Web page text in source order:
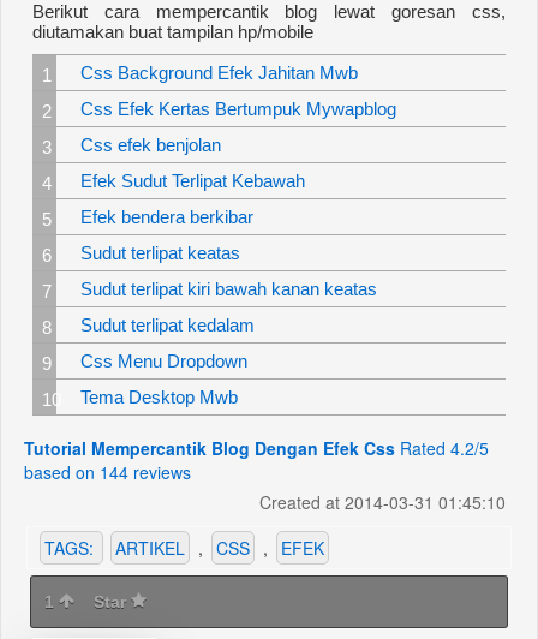
Berikut cara mempercantik blog lewat goresan css,
diutamakan buat tampilan hp/mobile
Css Background Efek Jahitan Mwb
Css Efek Kertas Bertumpuk Mywapblog
Css efek benjolan
Efek Sudut Terlipat Kebawah
Efek bendera berkibar
Sudut terlipat keatas
Sudut terlipat kiri bawah kanan keatas
Sudut terlipat kedalam
Css Menu Dropdown
Tema Desktop Mwb
Tutorial Mempercantik Blog Dengan Efek Css Rated 4.2/5
based on 144 reviews
Created at 2014-03-31 01:45:10
TAGS:
ARTIKEL , CSS , EFEK
1 Star